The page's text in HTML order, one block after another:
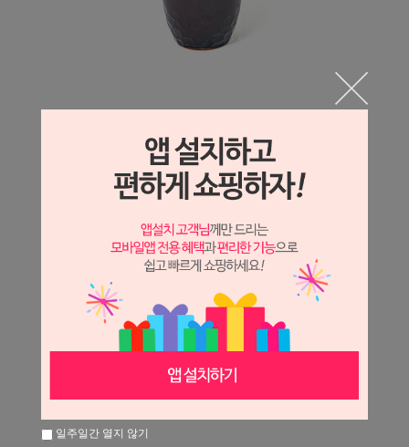
일주일간 열지 않기